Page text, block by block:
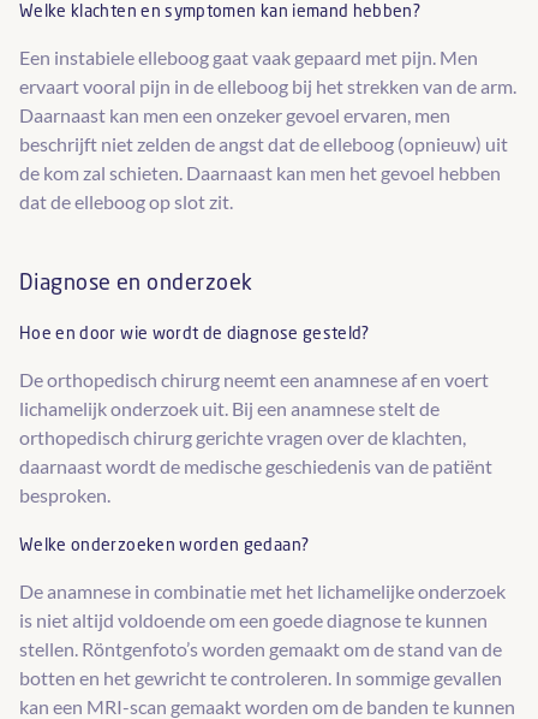
Welke klachten en symptomen kan iemand hebben?
Een instabiele elleboog gaat vaak gepaard met pijn. Men
ervaart vooral pijn in de elleboog bij het strekken van de arm.
Daarnaast kan men een onzeker gevoel ervaren, men
beschrijft niet zelden de angst dat de elleboog (opnieuw) uit
de kom zal schieten. Daarnaast kan men het gevoel hebben
dat de elleboog op slot zit.
Diagnose en onderzoek
Hoe en door wie wordt de diagnose gesteld?
De orthopedisch chirurg neemt een anamnese af en voert
lichamelijk onderzoek uit. Bij een anamnese stelt de
orthopedisch chirurg gerichte vragen over de klachten,
daarnaast wordt de medische geschiedenis van de patiënt
besproken.
Welke onderzoeken worden gedaan?
De anamnese in combinatie met het lichamelijke onderzoek
is niet altijd voldoende om een goede diagnose te kunnen
stellen. Röntgenfoto’s worden gemaakt om de stand van de
botten en het gewricht te controleren. In sommige gevallen
kan een MRI-scan gemaakt worden om de banden te kunnen